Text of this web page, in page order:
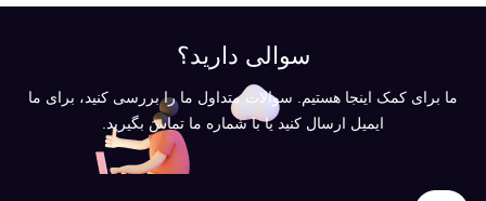
سوالی دارید؟
ما برای کمک اینجا هستیم. سوالات متداول ما را بررسی کنید، برای ما
ایمیل ارسال کنید یا با شماره ما تماس بگیرید.